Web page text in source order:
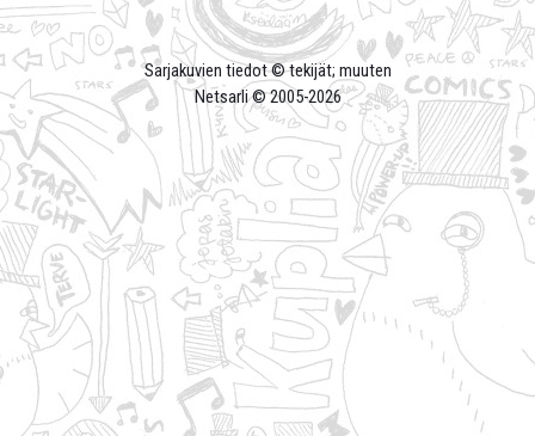
Sarjakuvien tiedot © tekijät; muuten
Netsarli © 2005-2026